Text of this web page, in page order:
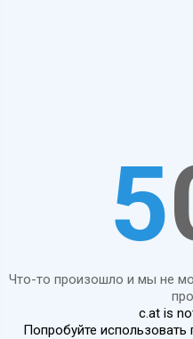
5
Что-то произошло и мы не
c.at is
Попробуйте использовать